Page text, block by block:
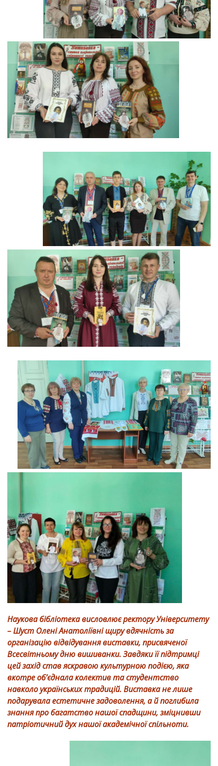
Наукова бібліотека висловлює ректору Університету
– Шуст Олені Анатоліївні щиру вдячність за
організацію відвідування виставки, присвяченої
Всесвітньому дню вишиванки. Завдяки її підтримці
цей захід став яскравою культурною подією, яка
вкотре об’єднала колектив та студентство
навколо українських традицій. Виставка не лише
подарувала естетичне задоволення, а й поглибила
знання про багатство нашої спадщини, зміцнивши
патріотичний дух нашої академічної спільноти.